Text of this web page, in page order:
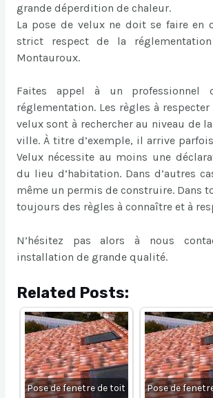
grande déperdition de chaleur.
La pose de velux ne doit se faire en
strict respect de la
Montauroux.
Faites appel à un professionnel
réglementation. Les règles à
velux sont à rechercher au niveau de
ville. À titre d’exemple, il arrive
Velux nécessite au moins une
du lieu d’habitation. Dans d’autres
même un permis de construire. Dans
toujours des règles à connaître et à
N’hésitez pas alors à nous
installation de grande qualité.
Related Posts:
Pose de fenetre de toit
Pose de